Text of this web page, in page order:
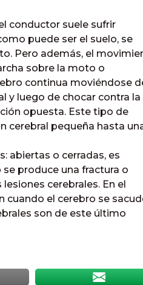
conductor suele sufrir
puede ser el suelo, se
Pero además, el
sobre la moto o
continua moviéndose
y luego de chocar contra la
opuesta. Este tipo de
cerebral pequeña hasta
abiertas o cerradas, es
produce una fractura o
cerebrales. En el
cuando el cerebro se
son de este último